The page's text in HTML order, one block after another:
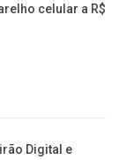
celular a R$
Digital e